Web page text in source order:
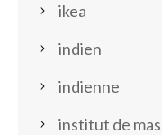
ikea
indien
indienne
institut de